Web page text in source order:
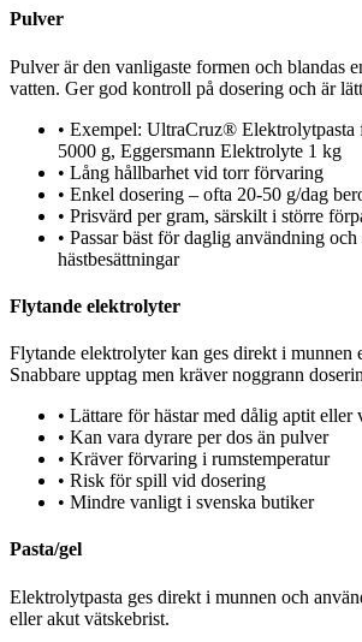
Pulver
Pulver är den vanligaste formen och blandas
vatten. Ger god kontroll på dosering och är
• Exempel: UltraCruz® Elektrolytpasta
5000 g, Eggersmann Elektrolyte 1 kg
• Lång hållbarhet vid torr förvaring
• Enkel dosering – ofta 20-50 g/dag
• Prisvärd per gram, särskilt i större
• Passar bäst för daglig användning och
hästbesättningar
Flytande elektrolyter
Flytande elektrolyter kan ges direkt i munnen
Snabbare upptag men kräver noggrann
• Lättare för hästar med dålig aptit eller
• Kan vara dyrare per dos än pulver
• Kräver förvaring i rumstemperatur
• Risk för spill vid dosering
• Mindre vanligt i svenska butiker
Pasta/gel
Elektrolytpasta ges direkt i munnen och
eller akut vätskebrist.